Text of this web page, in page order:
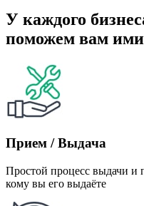
У каждого
поможем вам
Прием / Выдача
Простой процесс выдачи
кому вы его выдаёте